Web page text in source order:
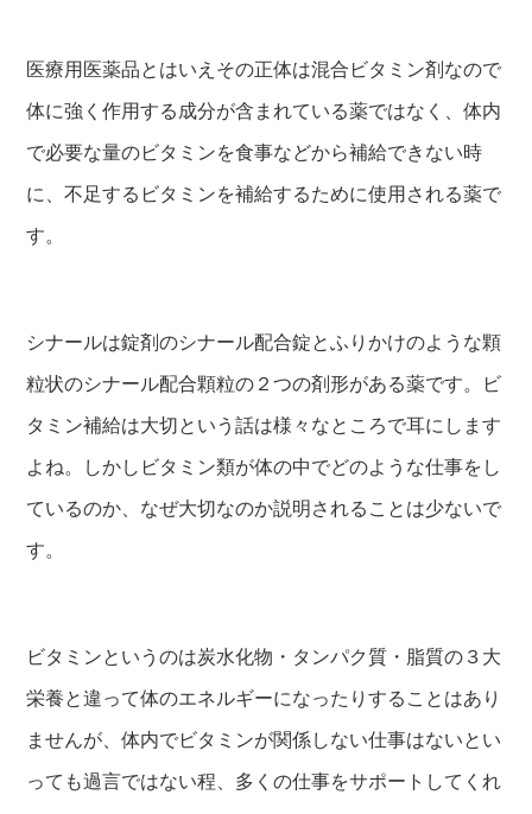
医療用医薬品とはいえその正体は混合ビタミン剤なので
体に強く作用する成分が含まれている薬ではなく、体内
で必要な量のビタミンを食事などから補給できない時
に、不足するビタミンを補給するために使用される薬で
す。
シナールは錠剤のシナール配合錠とふりかけのような顆
粒状のシナール配合顆粒の２つの剤形がある薬です。ビ
タミン補給は大切という話は様々なところで耳にします
よね。しかしビタミン類が体の中でどのような仕事をし
ているのか、なぜ大切なのか説明されることは少ないで
す。
ビタミンというのは炭水化物・タンパク質・脂質の３大
栄養と違って体のエネルギーになったりすることはあり
ませんが、体内でビタミンが関係しない仕事はないとい
っても過言ではない程、多くの仕事をサポートしてくれ